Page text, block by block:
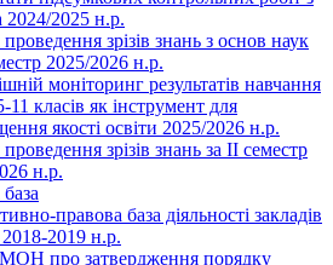
2024/2025 н.р.
проведення зрізів знань з основ наук
2025/2026 н.р.
моніторинг результатів навчання
11 класів як інструмент для
якості освіти 2025/2026 н.р.
зрізів знань за ІІ семестр
н.р.
правова база діяльності закладів
2018-2019 н.р.
про затвердження порядку